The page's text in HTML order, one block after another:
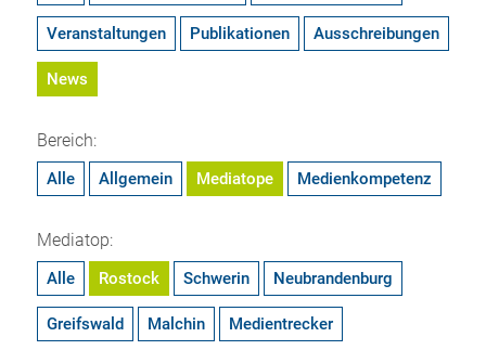
Veranstaltungen Publikationen Ausschreibungen
News
Bereich:
Alle Allgemein Mediatope Medienkompetenz
Mediatop:
Alle Rostock Schwerin Neubrandenburg
Greifswald Malchin Medientrecker